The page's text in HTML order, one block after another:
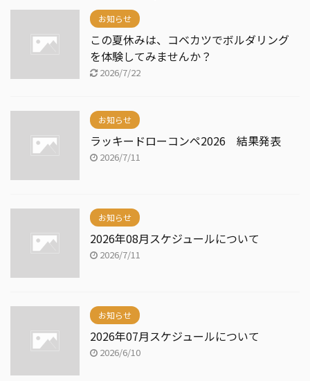
お知らせ
この夏休みは、コベカツでボルダリング
を体験してみませんか？
2026/7/22
お知らせ
ラッキードローコンペ2026 結果発表
2026/7/11
お知らせ
2026年08月スケジュールについて
2026/7/11
お知らせ
2026年07月スケジュールについて
2026/6/10